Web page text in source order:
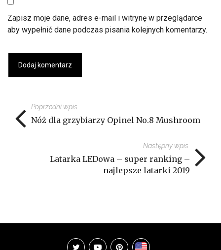
Zapisz moje dane, adres e-mail i witrynę w przeglądarce
aby wypełnić dane podczas pisania kolejnych komentarzy.
Poprzedni wpis
Nóż dla grzybiarzy Opinel No.8 Mushroom
Następny wpis
Latarka LEDowa – super ranking –
najlepsze latarki 2019